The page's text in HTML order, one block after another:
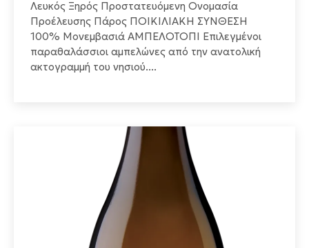
Λευκός Ξηρός Προστατευόμενη Ονομασία
Προέλευσης Πάρος ΠΟΙΚΙΛΙΑΚΗ ΣΥΝΘΕΣΗ
100% Μονεμβασιά ΑΜΠΕΛΟΤΟΠΙ Επιλεγμένοι
παραθαλάσσιοι αμπελώνες από την ανατολική
ακτογραμμή του νησιού....